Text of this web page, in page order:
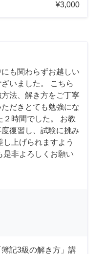
¥3,000
も関わらずお越しい
いました。 こちら
法、解き方をご丁寧
だきとても勉強にな
２時間でした。 お教
復習し、試験に挑み
し上げられますよう
是非よろしくお願い
記3級の解き方」講